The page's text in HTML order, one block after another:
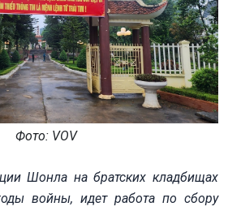
Фото: VOV
Шонла на братских кладбищах
войны, идет работа по сбору